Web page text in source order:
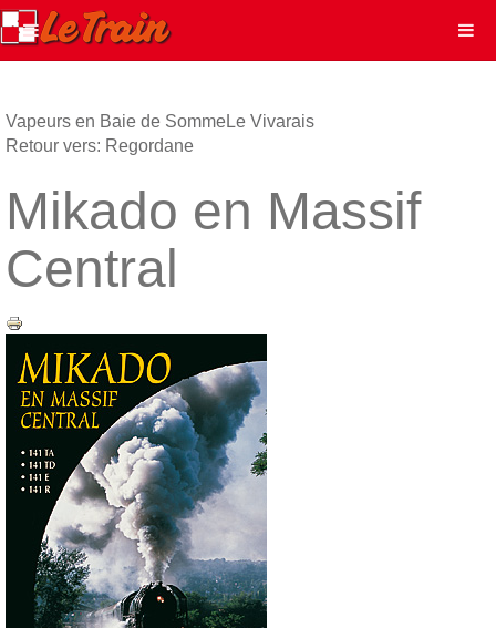
Vapeurs en Baie de SommeLe Vivarais
Retour vers: Regordane
Mikado en Massif
Central